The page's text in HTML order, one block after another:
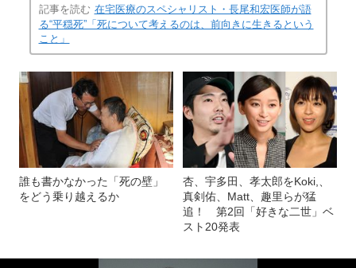
記事を読む 在宅医療のスペシャリスト・長尾和宏医師が語
る“平穏死”「死について考えるのは、前向きに生きるという
こと」
誰も書かなかった「死の壁」
をどう乗り越えるか
杏、宇多田、孝太郎をKoki,、
真剣佑、Matt、趣里らが猛
追！ 第2回「好きな二世」ベ
スト20発表